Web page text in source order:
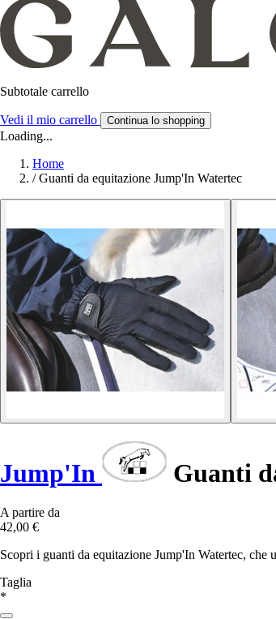
Subtotale carrello
Vedi il mio carrello Continua lo shopping
Loading...
Home
/ Guanti da equitazione Jump'In Watertec
Jump'In Guanti
A partire da
42,00 €
Scopri i guanti da equitazione Jump'In Watertec, che
Taglia
*